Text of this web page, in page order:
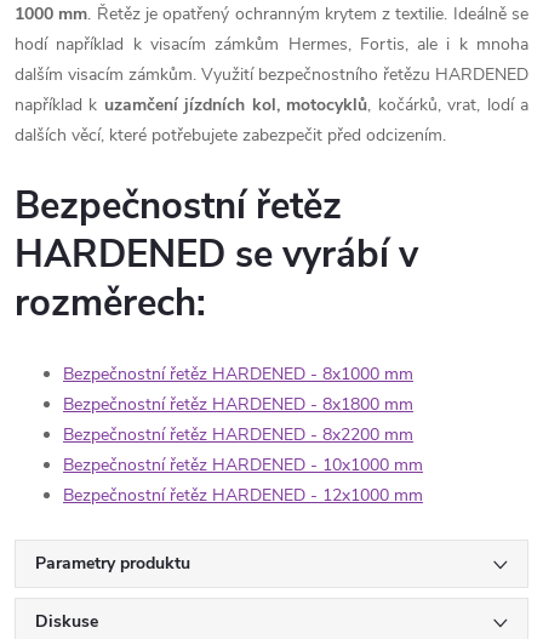
1000 mm. Řetěz je opatřený ochranným krytem z textilie. Ideálně se
hodí například k visacím zámkům Hermes, Fortis, ale i k mnoha
dalším visacím zámkům. Využití bezpečnostního řetězu HARDENED
například k uzamčení jízdních kol, motocyklů, kočárků, vrat, lodí a
dalších věcí, které potřebujete zabezpečit před odcizením.
Bezpečnostní řetěz
HARDENED se vyrábí v
rozměrech:
Bezpečnostní řetěz HARDENED - 8x1000 mm
Bezpečnostní řetěz HARDENED - 8x1800 mm
Bezpečnostní řetěz HARDENED - 8x2200 mm
Bezpečnostní řetěz HARDENED - 10x1000 mm
Bezpečnostní řetěz HARDENED - 12x1000 mm
Parametry produktu
Diskuse